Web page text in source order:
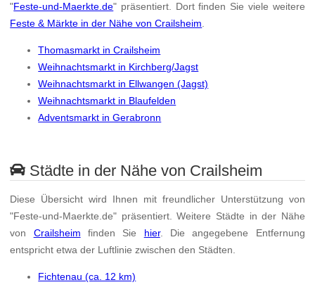
"Feste-und-Maerkte.de" präsentiert. Dort finden Sie viele weitere
Feste & Märkte in der Nähe von Crailsheim
Thomasmarkt in Crailsheim
Weihnachtsmarkt in Kirchberg/Jagst
Weihnachtsmarkt in Ellwangen (Jagst)
Weihnachtsmarkt in Blaufelden
Adventsmarkt in Gerabronn
Städte in der Nähe von Crailsheim
Diese Übersicht wird Ihnen mit freundlicher Unterstützung von
"Feste-und-Maerkte.de" präsentiert. Weitere Städte in der Nähe
von Crailsheim finden Sie hier. Die angegebene Entfernung
entspricht etwa der Luftlinie zwischen den Städten.
Fichtenau (ca. 12 km)